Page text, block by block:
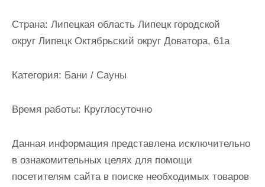
Страна: Липецкая область Липецк городской
округ Липецк Октябрьский округ Доватора, 61а
Категория: Бани / Сауны
Время работы: Круглосуточно
Данная информация представлена исключительно
в ознакомительных целях для помощи
посетителям сайта в поиске необходимых товаров